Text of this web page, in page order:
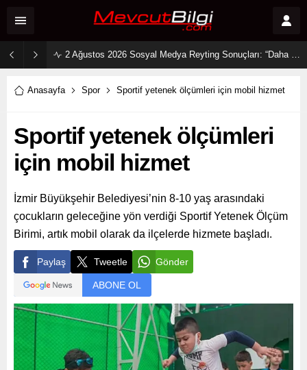
2 Ağustos 2026 Sosyal Medya Reyting Sonuçları: “Daha 17” Ekranlara Ambargo Koydu!
Anasayfa Spor Sportif yetenek ölçümleri için mobil hizmet
Sportif yetenek ölçümleri
için mobil hizmet
İzmir Büyükşehir Belediyesi’nin 8-10 yaş arasındaki
çocukların geleceğine yön verdiği Sportif Yetenek Ölçüm
Birimi, artık mobil olarak da ilçelerde hizmete başladı.
Paylaş Tweetle Gönder
ABONE OL